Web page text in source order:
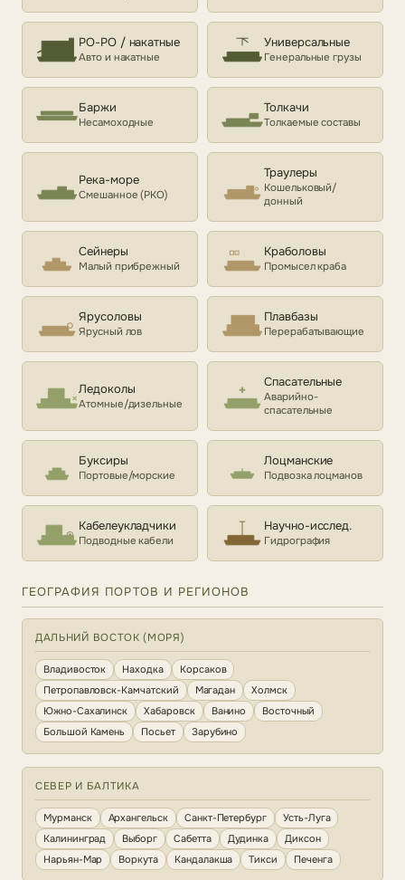
РО-РО / накатные
Авто и накатные
Универсальные
Генеральные грузы
Баржи
Несамоходные
Толкачи
Толкаемые составы
Река-море
Смешанное (РКО)
Траулеры
Кошельковый/
донный
Сейнеры
Малый прибрежный
Краболовы
Промысел краба
Ярусоловы
Ярусный лов
Плавбазы
Перерабатывающие
Ледоколы
Атомные/дизельные
Спасательные
Аварийно-
спасательные
Буксиры
Портовые/морские
Лоцманские
Подвозка лоцманов
Кабелеукладчики
Подводные кабели
Научно-исслед.
Гидрография
ГЕОГРАФИЯ ПОРТОВ И РЕГИОНОВ
ДАЛЬНИЙ ВОСТОК (МОРЯ)
Владивосток Находка
Корсаков
Петропавловск-Камчатский
Магадан
Холмск
Южно-Сахалинск
Хабаровск Ванино
Восточный
Большой Камень
Посьет Зарубино
СЕВЕР И БАЛТИКА
Мурманск Архангельск Санкт-Петербург
Усть-Луга
Калининград
Выборг Сабетта Дудинка
Диксон
Нарьян-Мар
Воркута Кандалакша Тикси Печенга